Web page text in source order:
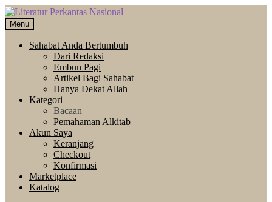
Skip
to
navigation
Langsung
ke
isi
Menu
Sahabat Anda Bertumbuh
Dari Redaksi
Embun Pagi
Artikel Bagi Sahabat
Hanya Dekat Allah
Kategori
Bacaan
Pemahaman Alkitab
Akun Saya
Keranjang
Checkout
Konfirmasi
Marketplace
Katalog